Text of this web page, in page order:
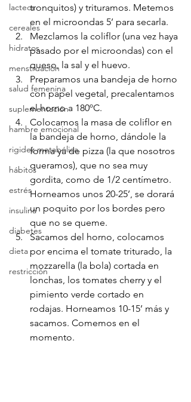
lacteos
cereales
hidratos
menstruación
salud femenina
suplementación
hambre emocional
rigidez metabólica
hábitos
estrés
insulina
diabetes
dieta
restricción
tronquitos) y trituramos. Metemos
en el microondas 5’ para secarla.
Mezclamos la coliflor (una vez haya
pasado por el microondas) con el
queso, la sal y el huevo.
Preparamos una bandeja de horno
con papel vegetal, precalentamos
el horno a 180ºC.
Colocamos la masa de coliflor en
la bandeja de horno, dándole la
forma ya de pizza (la que nosotros
queramos), que no sea muy
gordita, como de 1/2 centímetro.
Horneamos unos 20-25’, se dorará
un poquito por los bordes pero
que no se queme.
Sacamos del horno, colocamos
por encima el tomate triturado, la
mozzarella (la bola) cortada en
lonchas, los tomates cherry y el
pimiento verde cortado en
rodajas. Horneamos 10-15’ más y
sacamos. Comemos en el
momento.